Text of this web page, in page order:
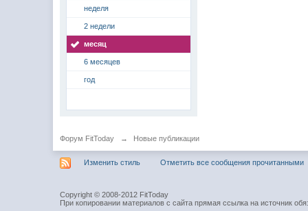
неделя
2 недели
месяц
6 месяцев
год
Форум FitToday → Новые публикации
Изменить стиль Отметить все сообщения прочитанными
Copyright © 2008-2012 FitToday
При копировании материалов с сайта прямая ссылка на источник